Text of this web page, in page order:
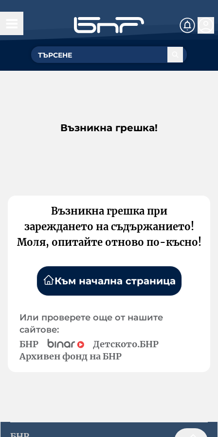
Възникна грешка!
Възникна грешка при
зареждането на съдържанието!
Моля, опитайте отново по-късно!
Към начална страница
Или проверете още от нашите
сайтове:
БНР
Детското.БНР
Архивен фонд на БНР